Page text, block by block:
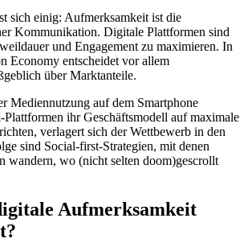
sich einig: Aufmerksamkeit ist die
Kommunikation. Digitale Plattformen sind
und Engagement zu maximieren. In
Economy entscheidet vor allem
über Marktanteile.
Mediennutzung auf dem Smartphone
Plattformen ihr Geschäftsmodell auf maximale
verlagert sich der Wettbewerb in den
sind Social-first-Strategien, mit denen
wandern, wo (nicht selten doom)gescrollt
Aufmerksamkeit